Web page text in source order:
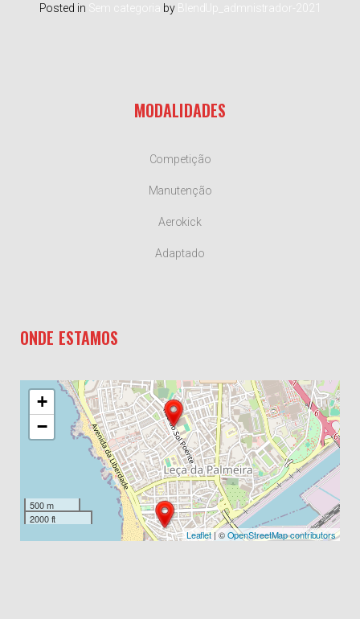
Posted in Sem categoria by BlendUp_admnistrador-2021
MODALIDADES
Competição
Manutenção
Aerokick
Adaptado
ONDE ESTAMOS
+
−
500 m
2000 ft
Leaflet | ©OpenStreetMap contributors